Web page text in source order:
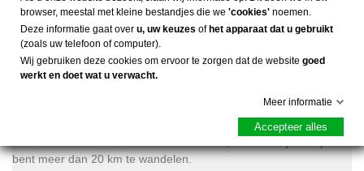
Waarom kiezen voor de Wrightsock Coolmesh Crew?
Tijdens het wandelen beweegt de buitenste sok over de binnenste
sok. Dit betekent dat er geen wrijving is tussen je voet en je
schoen, waardoor de kans op blaren aanzienlijk vermindert.
Maar let op, de Wrightsock Coolmesh Crew is een dunne
wandelsok. Dus als je gevoelig bent voor blaren, kun je beter
bent meer dan 20 km te wandelen.
browser, meestal met kleine bestandjes die we 'cookies' noemen.
Deze informatie gaat over u, uw keuzes of het apparaat dat u gebruikt
(zoals uw telefoon of computer).
Wij gebruiken deze cookies om ervoor te zorgen dat de website goed
werkt en doet wat u verwacht.
Meer informatie
Accepteer alles